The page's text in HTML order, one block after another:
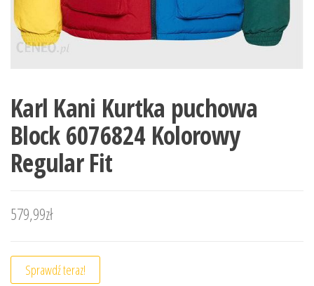
Karl Kani Kurtka puchowa
Block 6076824 Kolorowy
Regular Fit
579,99zł
Sprawdź teraz!